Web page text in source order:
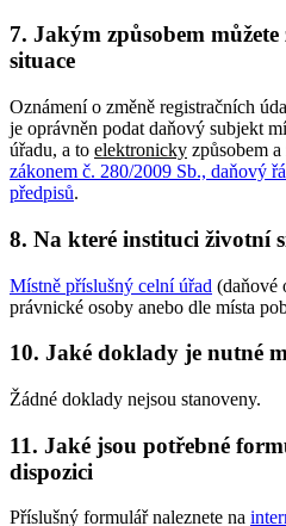
7. Jakým způsobem
situace
Oznámení o změně registračních
je oprávněn podat daňový subjekt
úřadu, a to elektronicky způsobem
zákonem č. 280/2009 Sb., daňový
předpisů.
8. Na které instituci životní
Místně příslušný celní úřad (daňové
právnické osoby anebo dle místa
10. Jaké doklady je nutné
Žádné doklady nejsou stanoveny.
11. Jaké jsou potřebné
dispozici
Příslušný formulář naleznete na